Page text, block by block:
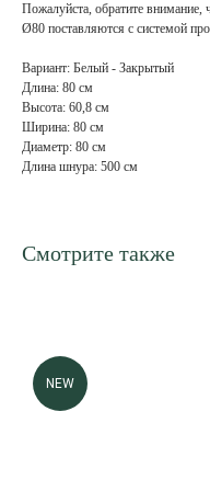
Пожалуйста, обратите
Ø80 поставляются с системой
Вариант: Белый - Закрытый
Длина: 80 см
Высота: 60,8 см
Ширина: 80 см
Диаметр: 80 см
Длина шнура: 500 см
Смотрите также
NEW